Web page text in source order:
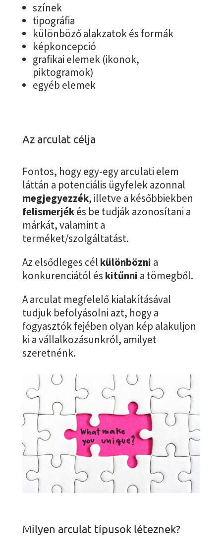
színek
tipográfia
különböző alakzatok és formák
képkoncepció
grafikai elemek (ikonok,
piktogramok)
egyéb elemek
Az arculat célja
Fontos, hogy egy-egy arculati elem
láttán a potenciális ügyfelek azonnal
megjegyezzék, illetve a későbbiekben
felismerjékés be tudják azonosítani a
márkát, valamint a
terméket/szolgáltatást.
Az elsődleges cél különbözni a
konkurenciától és kitűnni a tömegből.
A arculat megfelelő kialakításával
tudjuk befolyásolni azt, hogy a
fogyasztók fejében olyan kép alakuljon
ki a vállalkozásunkról, amilyet
szeretnénk.
Milyen arculat típusok léteznek?